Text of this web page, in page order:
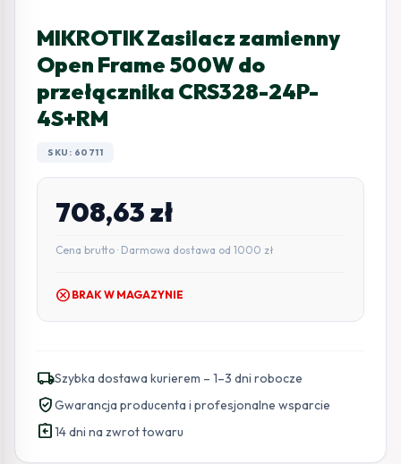
MIKROTIK Zasilacz zamienny
Open Frame 500W do
przełącznika CRS328-24P-
4S+RM
SKU: 60711
708,63zł
Cena brutto · Darmowa dostawa od 1000 zł
cancel BRAK W MAGAZYNIE
local_shippingSzybka dostawa kurierem – 1–3 dni robocze
verified_userGwarancja producenta i profesjonalne wsparcie
assignment_return14 dni na zwrot towaru